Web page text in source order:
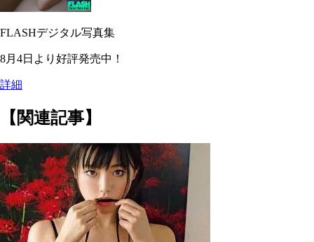
FLASHデジタル写真集
8月4日より好評発売中！
詳細
【関連記事】